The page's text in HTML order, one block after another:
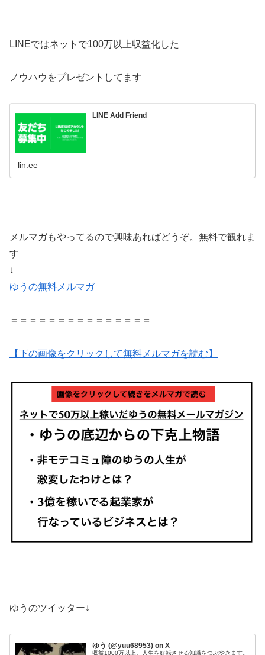
LINEではネットで100万以上収益化した
ノウハウをプレゼントしてます
LINE Add Friend
lin.ee
メルマガもやってるので興味あればどうぞ。無料で観れま
す
↓
ゆうの無料メルマガ
＝＝＝＝＝＝＝＝＝＝＝＝＝＝＝
【下の画像をクリックして無料メルマガを読む】
ゆうのツイッター↓
ゆう (@yuu68953) on X
収益1000万以上。人生を好転させる知識をつぶやきます。